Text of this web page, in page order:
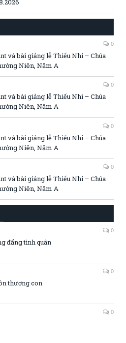
0
và bài giảng lễ Thiếu Nhi – Chúa
Niên, Năm A
0
và bài giảng lễ Thiếu Nhi – Chúa
Niên, Năm A
0
và bài giảng lễ Thiếu Nhi – Chúa
Niên, Năm A
0
và bài giảng lễ Thiếu Nhi – Chúa
Niên, Năm A
0
đấng tình quân
0
thương con
0